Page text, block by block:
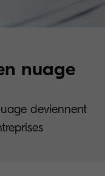
nuage
deviennent